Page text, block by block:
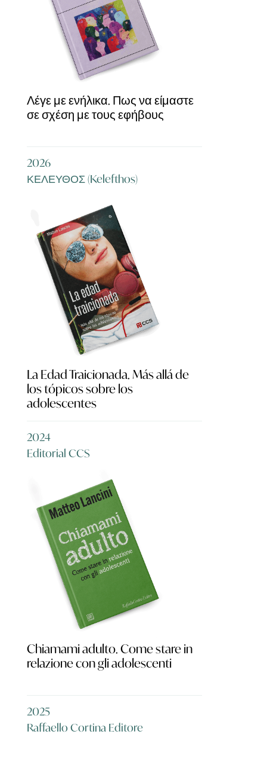
Λέγε με ενήλικα. Πως να είμαστε
σε σχέση με τους εφήβους
2026
ΚΕΛΕΥΘΟΣ (Kelefthos)
La Edad Traicionada. Más allá de
los tópicos sobre los
adolescentes
2024
Editorial CCS
Chiamami adulto. Come stare in
relazione con gli adolescenti
2025
Raffaello Cortina Editore